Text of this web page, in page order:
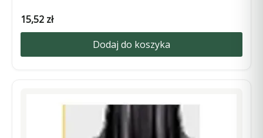
15,52 zł
Dodaj do koszyka